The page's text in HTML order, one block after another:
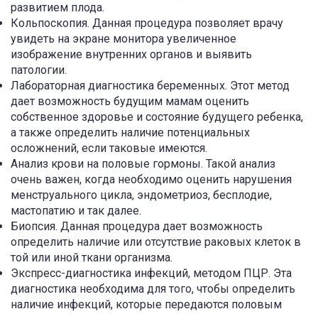
развитием плода.
Кольпоскопия. Данная процедура позволяет врачу
увидеть на экране монитора увеличенное
изображение внутренних органов и выявить
патологии.
Лабораторная диагностика беременных. Этот метод
дает возможность будущим мамам оценить
собственное здоровье и состояние будущего ребенка,
а также определить наличие потенциальных
осложнений, если таковые имеются.
Анализ крови на половые гормоны. Такой анализ
очень важен, когда необходимо оценить нарушения
менструального цикла, эндометриоз, бесплодие,
мастопатию и так далее.
Биопсия. Данная процедура дает возможность
определить наличие или отсутствие раковых клеток в
той или иной ткани организма.
Экспресс-диагностика инфекций, методом ПЦР. Эта
диагностика необходима для того, чтобы определить
наличие инфекций, которые передаются половым